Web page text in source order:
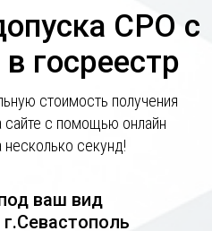
СРО с
госреестр
стоимость получения
с помощью онлайн
несколько секунд!
ваш вид